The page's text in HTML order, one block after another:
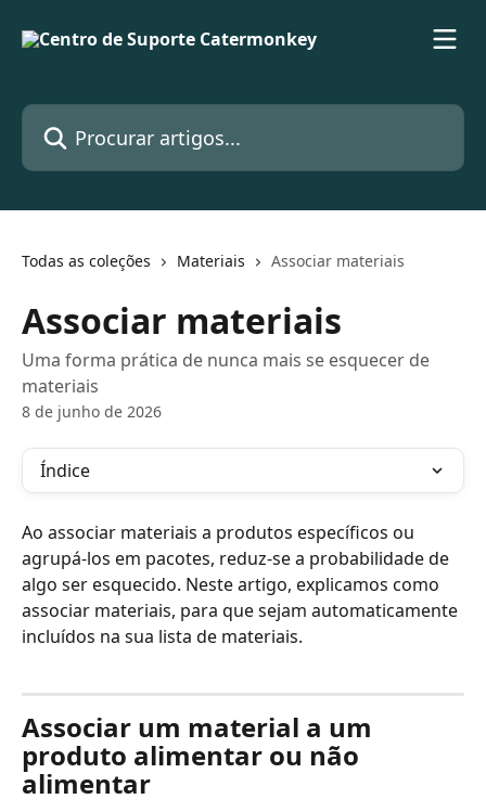
Procurar artigos...
Todas as coleções Materiais Associar materiais
Associar materiais
Uma forma prática de nunca mais se esquecer de
materiais
8 de junho de 2026
Índice
Ao associar materiais a produtos específicos ou
agrupá-los em pacotes, reduz-se a probabilidade de
algo ser esquecido. Neste artigo, explicamos como
associar materiais, para que sejam automaticamente
incluídos na sua lista de materiais.
Associar um material a um
produto alimentar ou não
alimentar